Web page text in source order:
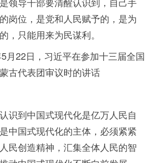
岗位，是党和人民赋予的，是为
，只能用来为民谋利。
5月22日，习近平在参加十三届全国
古代表团审议时的讲话
识到中国式现代化是亿万人民自
中国式现代化的主体，必须紧紧
民创造精神，汇集全体人民的智